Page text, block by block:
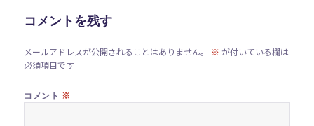
コメントを残す
メールアドレスが公開されることはありません。 ※ が付いている欄は
必須項目です
コメント ※